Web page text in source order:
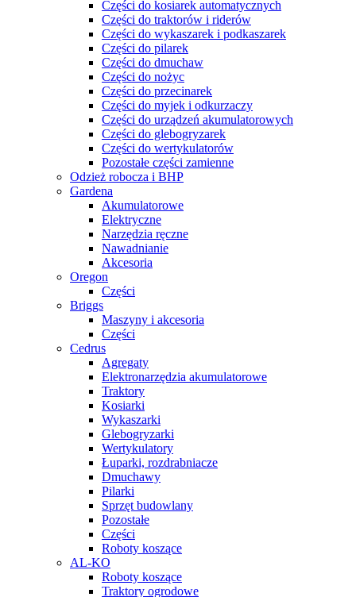
Części do kosiarek automatycznych
Części do traktorów i riderów
Części do wykaszarek i podkaszarek
Części do pilarek
Części do dmuchaw
Części do nożyc
Części do przecinarek
Części do myjek i odkurzaczy
Części do urządzeń akumulatorowych
Części do glebogryzarek
Części do wertykulatorów
Pozostałe części zamienne
Odzież robocza i BHP
Gardena
Akumulatorowe
Elektryczne
Narzędzia ręczne
Nawadnianie
Akcesoria
Oregon
Części
Briggs
Maszyny i akcesoria
Części
Cedrus
Agregaty
Elektronarzędzia akumulatorowe
Traktory
Kosiarki
Wykaszarki
Glebogryzarki
Wertykulatory
Łuparki, rozdrabniacze
Dmuchawy
Pilarki
Sprzęt budowlany
Pozostałe
Części
Roboty koszące
AL-KO
Roboty koszące
Traktory ogrodowe